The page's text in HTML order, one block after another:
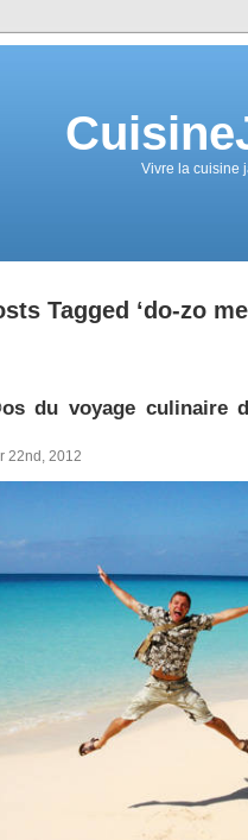
Vivre la cuisine
Tagged ‘do-zo
du voyage culinaire
22nd, 2012